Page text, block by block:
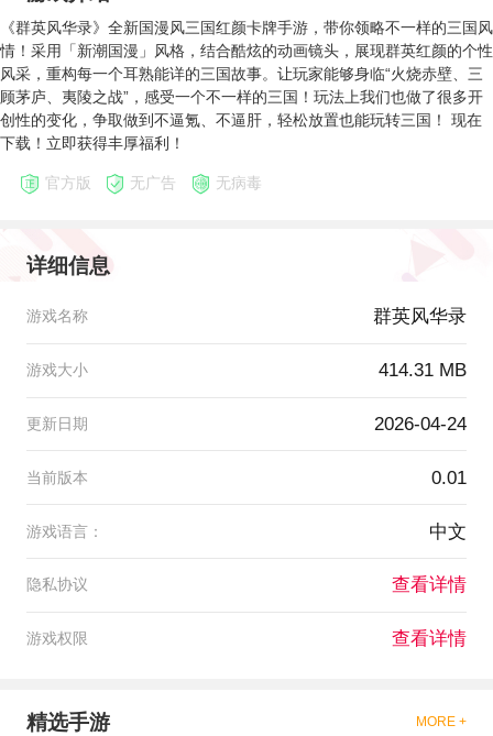
《群英风华录》全新国漫风三国红颜卡牌手游，带你领略不一样的三国风
情！采用「新潮国漫」风格，结合酷炫的动画镜头，展现群英红颜的个性
风采，重构每一个耳熟能详的三国故事。让玩家能够身临“火烧赤壁、三
顾茅庐、夷陵之战”，感受一个不一样的三国！玩法上我们也做了很多开
创性的变化，争取做到不逼氪、不逼肝，轻松放置也能玩转三国！ 现在
下载！立即获得丰厚福利！
官方版 无广告 无病毒
详细信息
游戏名称 群英风华录
游戏大小 414.31 MB
更新日期 2026-04-24
当前版本 0.01
游戏语言： 中文
隐私协议 查看详情
游戏权限 查看详情
精选手游 MORE +